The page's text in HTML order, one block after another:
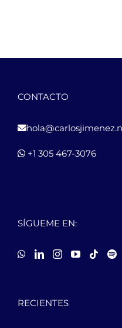
CONTACTO
+1 305 467-3076
SÍGUEME EN:
RECIENTES